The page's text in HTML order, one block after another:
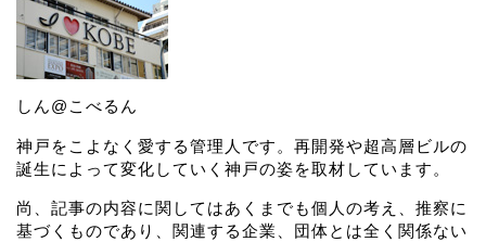
しん@こべるん
神戸をこよなく愛する管理人です。再開発や超高層ビルの
誕生によって変化していく神戸の姿を取材しています。
尚、記事の内容に関してはあくまでも個人の考え、推察に
基づくものであり、関連する企業、団体とは全く関係ない